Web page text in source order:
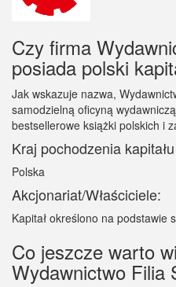
Czy firma
posiada polski
Jak wskazuje nazwa,
samodzielną oficyną
bestsellerowe książki polskich i
Kraj pochodzenia
Polska
Akcjonariat/Właściciele:
Kapitał określono na podstawie
Co jeszcze warto
Wydawnictwo Filia